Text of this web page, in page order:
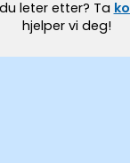
leter etter? Ta
hjelper vi deg!